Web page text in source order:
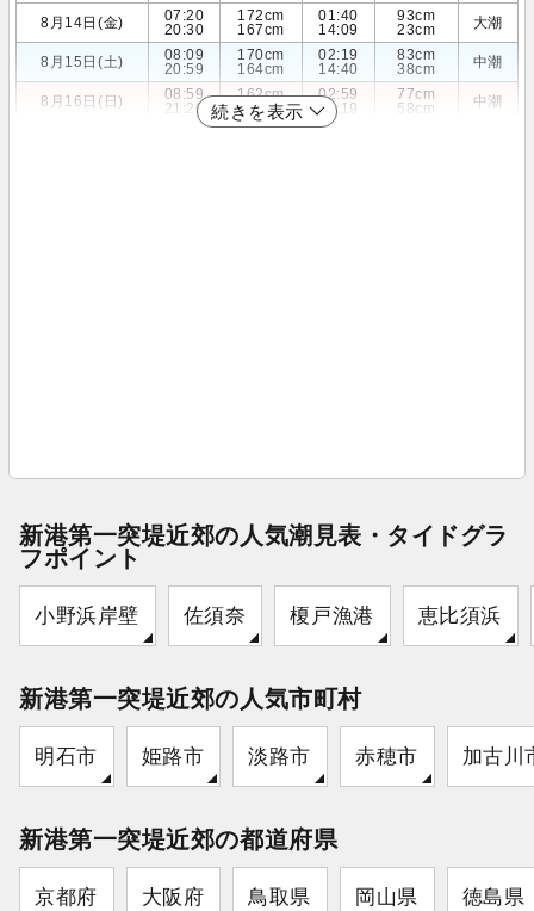
8月14日(金)
07:20
20:30
172cm
167cm
01:40
14:09
93cm
23cm
大潮
8月15日(土)
08:09
20:59
170cm
164cm
02:19
14:40
83cm
38cm
中潮
8月16日(日)
08:59
21:20
162cm
160cm
02:59
15:19
77cm
58cm
中潮
続きを表示
新港第一突堤近郊の人気潮見表・タイドグラ
フポイント
小野浜岸壁 佐須奈 榎戸漁港 恵比須浜
新港第一突堤近郊の人気市町村
明石市 姫路市 淡路市 赤穂市 加古川
新港第一突堤近郊の都道府県
京都府 大阪府 鳥取県 岡山県 徳島県